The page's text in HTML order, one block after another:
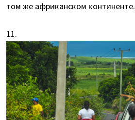
том же африканском континенте.
11.